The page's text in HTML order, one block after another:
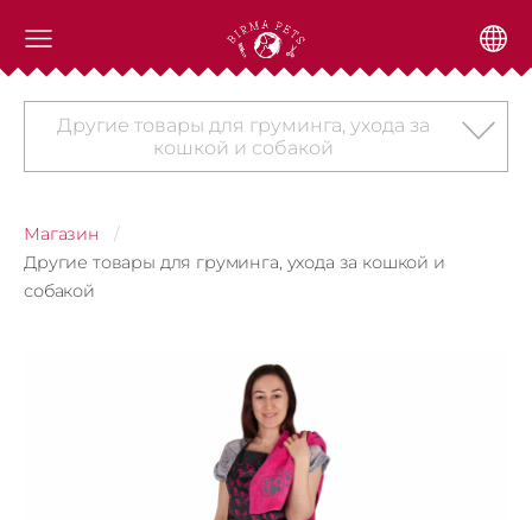
Другие товары для груминга, ухода за
кошкой и собакой
Магазин
Другие товары для груминга, ухода за кошкой и
собакой